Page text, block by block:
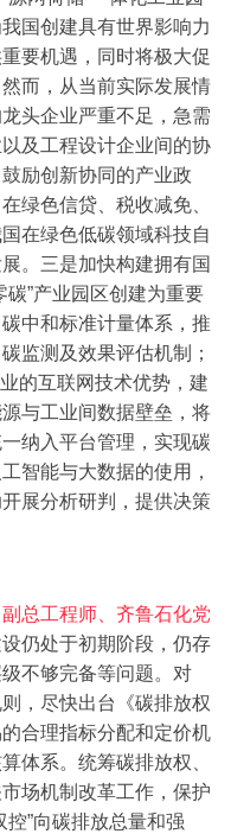
国创建具有世界影响力
要机遇，同时将极大促
而，从当前实际发展情
头企业严重不足，急需
及工程设计企业间的协
励创新协同的产业政
绿色信贷、税收减免、
在绿色低碳领域科技自
。 三是加快构建拥有国
碳”产业园区创建为重要
中和标准计量体系，推
监测及效果评估机制；
的互联网技术优势，建
与工业间数据壁垒，将
纳入平台管理，实现碳
智能与大数据的使用，
展分析研判，提供决策
总工程师、齐鲁石化党
仍处于初期阶段，仍存
不够完备等问题。对
，尽快出台《碳排放权
合理指标分配和定价机
体系。统筹碳排放权、
场机制改革工作，保护
”向碳排放总量和强